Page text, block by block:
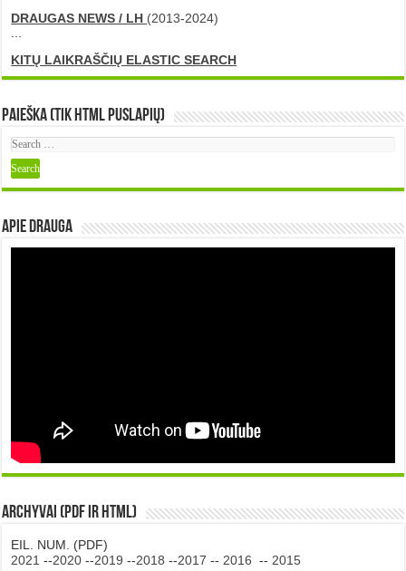
DRAUGAS NEWS / LH (2013-2024)
...
KITŲ LAIKRAŠČIŲ ELASTIC SEARCH
Paieška (tik HTML puslapių)
Apie DRAUGA
Archyvai (PDF ir HTML)
EIL. NUM. (PDF)
2021 --2020 --2019 --2018 --2017 -- 2016 -- 2015